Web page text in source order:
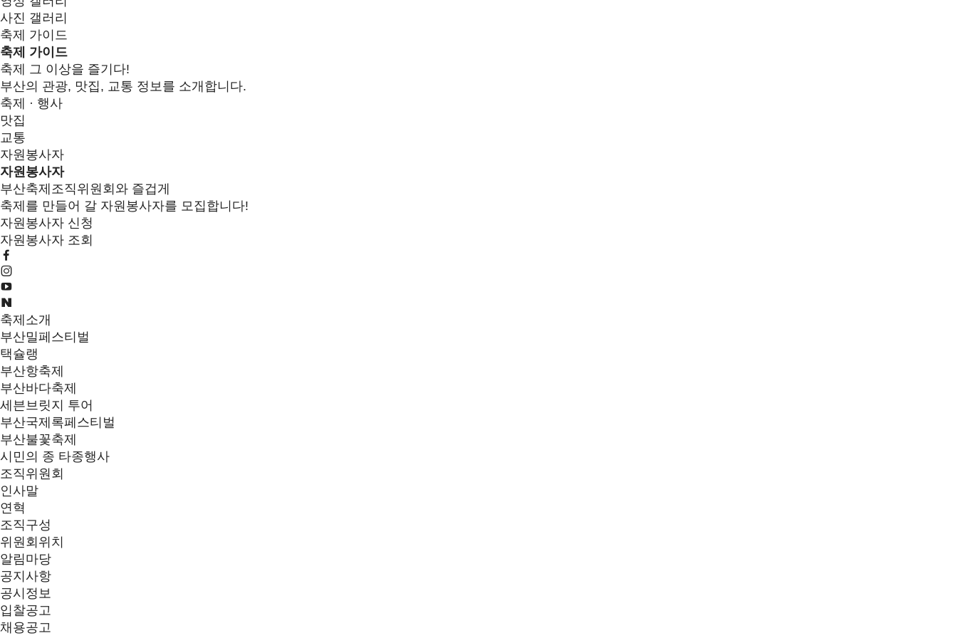
사진 갤러리
축제 가이드
축제 가이드
축제 그 이상을 즐기다!
부산의 관광, 맛집, 교통 정보를 소개합니다.
축제 · 행사
맛집
교통
자원봉사자
자원봉사자
부산축제조직위원회와 즐겁게
축제를 만들어 갈 자원봉사자를 모집합니다!
자원봉사자 신청
자원봉사자 조회
축제소개
부산밀페스티벌
택슐랭
부산항축제
부산바다축제
세븐브릿지 투어
부산국제록페스티벌
부산불꽃축제
시민의 종 타종행사
조직위원회
인사말
연혁
조직구성
위원회위치
알림마당
공지사항
공시정보
입찰공고
채용공고